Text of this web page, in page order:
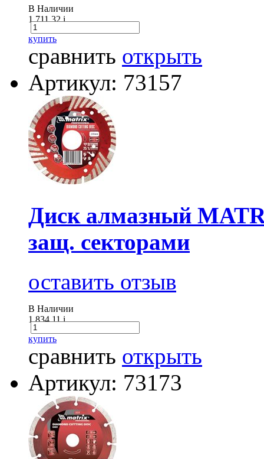
В Наличии
1 711.32i
купить
сравнить открыть
Артикул: 73157
Диск алмазный
защ. секторами
оставить отзыв
В Наличии
1 834.11i
купить
сравнить открыть
Артикул: 73173